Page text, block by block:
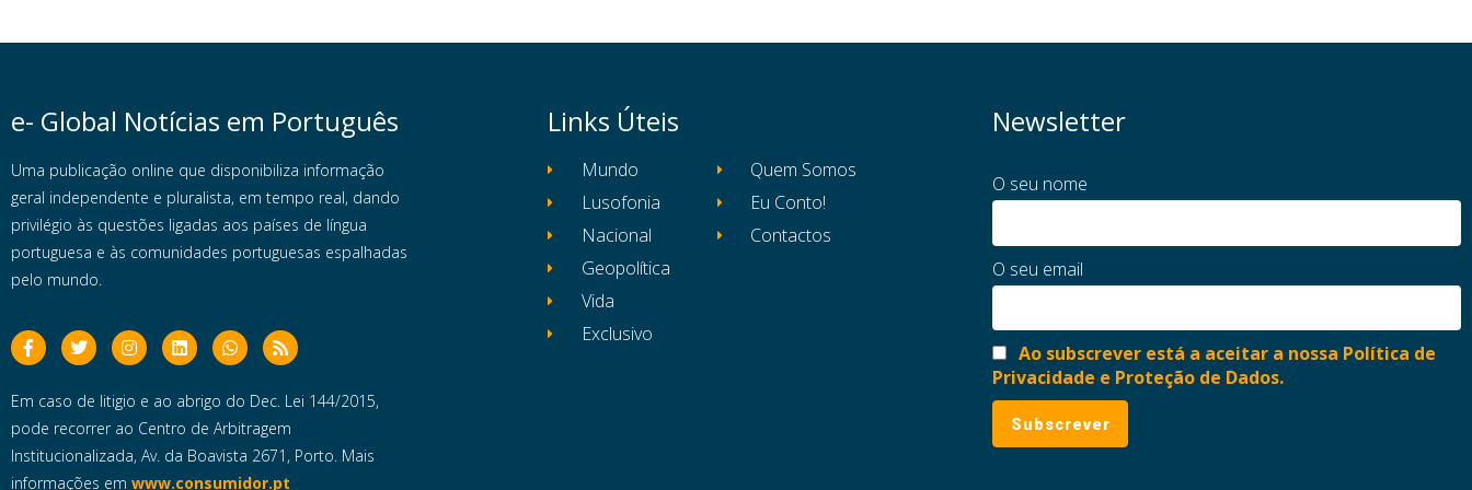
e- Global Notícias em Português
Uma publicação online que disponibiliza informação
geral independente e pluralista, em tempo real, dando
privilégio às questões ligadas aos países de língua
portuguesa e às comunidades portuguesas espalhadas
pelo mundo.
Em caso de litigio e ao abrigo do Dec. Lei 144/2015,
pode recorrer ao Centro de Arbitragem
Institucionalizada, Av. da Boavista 2671, Porto. Mais
informações em www.consumidor.pt
Links Úteis
Mundo
Lusofonia
Nacional
Geopolítica
Vida
Exclusivo
Quem Somos
Eu Conto!
Contactos
Newsletter
O seu nome
O seu email
Ao subscrever está a aceitar a nossa Política de
Privacidade e Proteção de Dados.